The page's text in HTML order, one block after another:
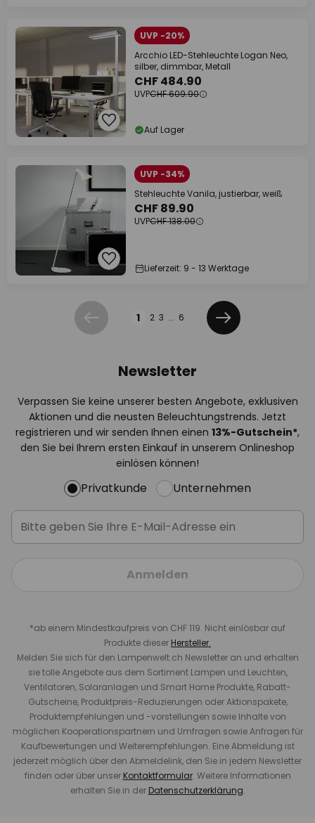
UVP -20%
Arcchio LED-Stehleuchte Logan Neo,
silber, dimmbar, Metall
CHF 484.90
UVPCHF 609.90
Auf Lager
UVP -34%
Stehleuchte Vanila, justierbar, weiß
CHF 89.90
UVPCHF 138.00
Lieferzeit: 9 - 13 Werktage
Zurück 1 2 3 ... 6
Weiter
Newsletter
Verpassen Sie keine unserer besten Angebote, exklusiven
Aktionen und die neusten Beleuchtungstrends. Jetzt
registrieren und wir senden Ihnen einen 13%-Gutschein*,
den Sie bei Ihrem ersten Einkauf in unserem Onlineshop
einlösen können!
Privatkunde Unternehmen
Anmelden
*ab einem Mindestkaufpreis von CHF 119. Nicht einlösbar auf
Produkte dieser Hersteller.
Melden Sie sich für den Lampenwelt.ch Newsletter an und erhalten
sie tolle Angebote aus dem Sortiment Lampen und Leuchten,
Ventilatoren, Solaranlagen und Smart Home Produkte, Rabatt-
Gutscheine, Produktpreis-Reduzierungen oder Aktionspakete,
Produktempfehlungen und -vorstellungen sowie Inhalte von
möglichen Kooperationspartnern und Umfragen sowie Anfragen für
Kaufbewertungen und Weiterempfehlungen. Eine Abmeldung ist
jederzeit möglich über den Abmeldelink, den Sie in jedem Newsletter
finden oder über unser Kontaktformular. Weitere Informationen
erhalten Sie in der Datenschutzerklärung.